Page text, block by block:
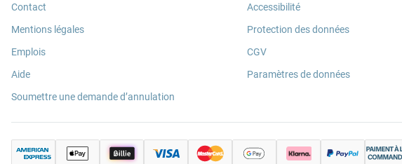
Contact
Mentions légales
Emplois
Aide
Soumettre une demande d’annulation
Accessibilité
Protection des données
CGV
Paramètres de données